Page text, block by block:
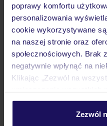
poprawy komfortu
personalizowania
cookie wykorzystywane
na naszej stronie oraz
społecznościowych. Brak
negatywnie wpłynąć na
Klikając „Zezwól na
personalizować swój
Zezwól
Pokoje
Wyżywienie